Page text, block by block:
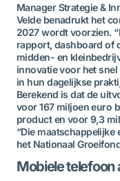
Manager Strategie &
Velde benadrukt het
2027 wordt voorzien.
rapport, dashboard of
midden- en
innovatie voor het
in hun dagelijkse
Berekend is dat de
voor 167 miljoen euro
product en voor 9,3
“Die
het Nationaal
Mobiele telefoon